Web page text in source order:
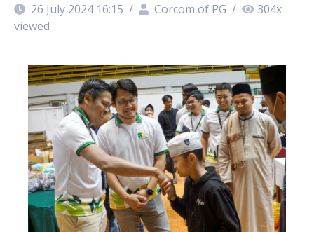
26 July 2024 16:15 / Corcom of PG / 304x
viewed